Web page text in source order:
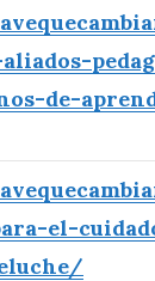
de-
el-